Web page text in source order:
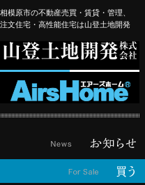
相模原市の不動産売買・賃貸・管理、
注文住宅・高性能住宅は山登土地開発